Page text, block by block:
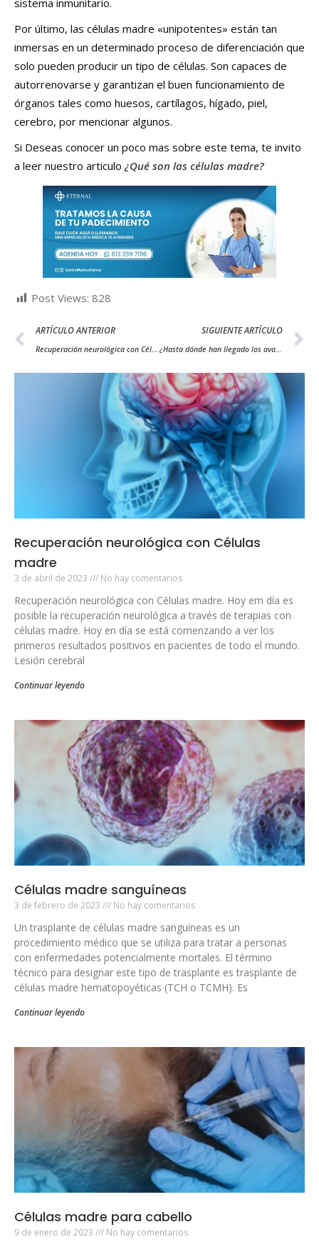
sistema inmunitario.
Por último, las células madre «unipotentes» están tan
inmersas en un determinado proceso de diferenciación que
solo pueden producir un tipo de células. Son capaces de
autorrenovarse y garantizan el buen funcionamiento de
órganos tales como huesos, cartílagos, hígado, piel,
cerebro, por mencionar algunos.
Si Deseas conocer un poco mas sobre este tema, te invito
a leer nuestro articulo¿Qué son las células madre?
Post Views: 828
ARTÍCULO ANTERIOR
Recuperación neurológica con Células madre
SIGUIENTE ARTÍCULO
¿Hasta dónde han llegado los avances en células madre?
Recuperación neurológica con Células
madre
3 de abril de 2023 No hay comentarios
Recuperación neurológica con Células madre. Hoy em día es
posible la recuperación neurológica a través de terapias con
células madre. Hoy en día se está comenzando a ver los
primeros resultados positivos en pacientes de todo el mundo.
Lesión cerebral
Continuar leyendo
Células madre sanguíneas
3 de febrero de 2023 No hay comentarios
Un trasplante de células madre sanguíneas es un
procedimiento médico que se utiliza para tratar a personas
con enfermedades potencialmente mortales. El término
técnico para designar este tipo de trasplante es trasplante de
células madre hematopoyéticas (TCH o TCMH). Es
Continuar leyendo
Células madre para cabello
9 de enero de 2023 No hay comentarios